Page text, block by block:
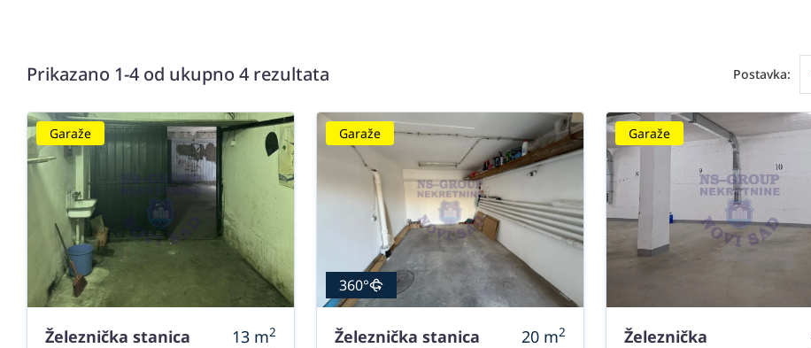
Prikazano 1-4 od ukupno 4 rezultata Postavka:
Garaže
Železnička stanica 13 m2
Garaže
360°
Železnička stanica 20 m2
Garaže
Železnička